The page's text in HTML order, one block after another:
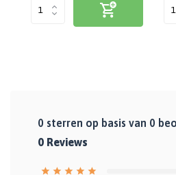
0 sterren op basis van 0
0 Reviews